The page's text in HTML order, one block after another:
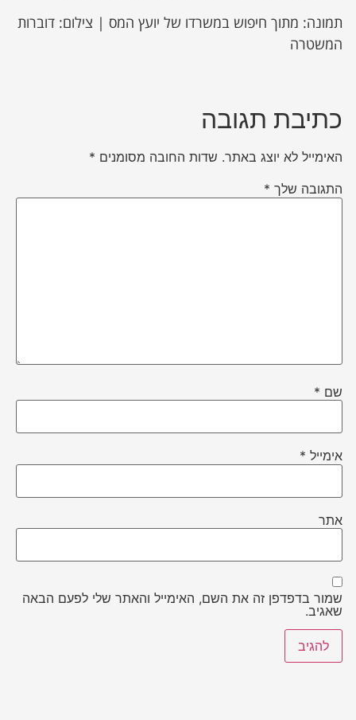
תמונה: מתוך חיפוש במשרדו של יועץ המס | צילום: דוברות
המשטרה
כתיבת תגובה
האימייל לא יוצג באתר. שדות החובה מסומנים *
התגובה שלך *
שם *
אימייל *
אתר
שמור בדפדפן זה את השם, האימייל והאתר שלי לפעם הבאה
שאגיב.